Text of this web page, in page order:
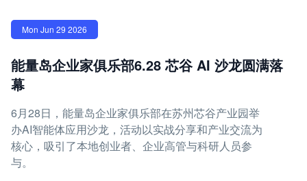
Mon Jun 29 2026
能量岛企业家俱乐部6.28 芯谷 AI 沙龙圆满落
幕
6月28日，能量岛企业家俱乐部在苏州芯谷产业园举
办AI智能体应用沙龙，活动以实战分享和产业交流为
核心，吸引了本地创业者、企业高管与科研人员参
与。